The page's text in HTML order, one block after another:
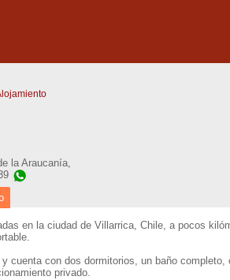
la Araucanía,
en la ciudad de Villarrica, Chile, a pocos
cuenta con dos dormitorios, un baño
privado.